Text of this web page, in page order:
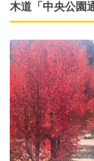
木道「中央公園